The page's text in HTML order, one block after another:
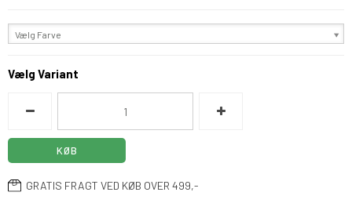
Vælg Farve
Vælg Variant
KØB
GRATIS FRAGT VED KØB OVER 499,-